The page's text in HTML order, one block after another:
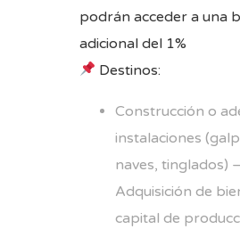
podrán acceder a una
adicional del 1%
Destinos:
Construcción o
instalaciones
naves, tinglados) –
Adquisición de
capital de